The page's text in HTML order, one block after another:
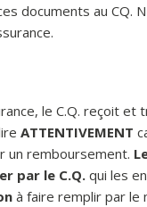
documents au CQ.
le C.Q. reçoit et
ATTENTIVEMENT
un remboursement.
par le C.Q. qui les
à faire remplir par le